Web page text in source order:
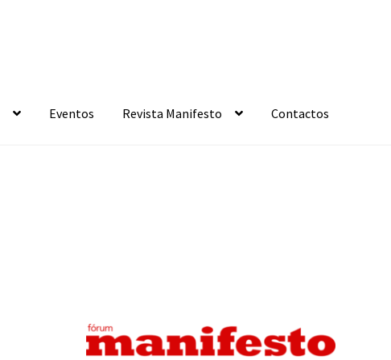
Eventos Revista Manifesto Contactos